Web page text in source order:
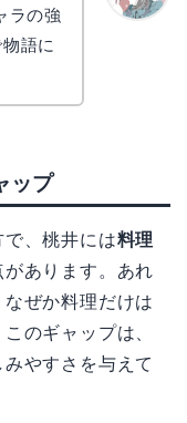
ラの強
語に
ップ
、桃井には料理
あります。あれ
ぜか料理だけは
のギャップは、
やすさを与えて